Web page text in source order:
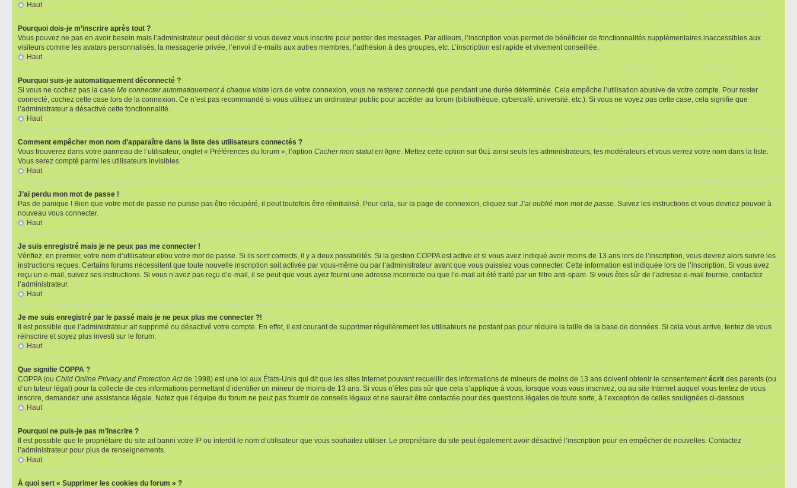
Haut
Pourquoi dois-je m’inscrire après tout ?
Vous pouvez ne pas en avoir besoin mais l’administrateur peut décider si vous devez vous inscrire pour poster des messages. Par ailleurs, l’inscription vous permet de bénéficier de fonctionnalités supplémentaires inaccessibles aux
visiteurs comme les avatars personnalisés, la messagerie privée, l’envoi d’e-mails aux autres membres, l’adhésion à des groupes, etc. L’inscription est rapide et vivement conseillée.
Haut
Pourquoi suis-je automatiquement déconnecté ?
Si vous ne cochez pas la case Me connecter automatiquement à chaque visite lors de votre connexion, vous ne resterez connecté que pendant une durée déterminée. Cela empêche l’utilisation abusive de votre compte. Pour rester
connecté, cochez cette case lors de la connexion. Ce n’est pas recommandé si vous utilisez un ordinateur public pour accéder au forum (bibliothèque, cybercafé, université, etc.). Si vous ne voyez pas cette case, cela signifie que
l’administrateur a désactivé cette fonctionnalité.
Haut
Comment empêcher mon nom d’apparaître dans la liste des utilisateurs connectés ?
Vous trouverez dans votre panneau de l’utilisateur, onglet « Préférences du forum », l’option Cacher mon statut en ligne. Mettez cette option sur Oui ainsi seuls les administrateurs, les modérateurs et vous verrez votre nom dans la liste.
Vous serez compté parmi les utilisateurs invisibles.
Haut
J’ai perdu mon mot de passe !
Pas de panique ! Bien que votre mot de passe ne puisse pas être récupéré, il peut toutefois être réinitialisé. Pour cela, sur la page de connexion, cliquez sur J’ai oublié mon mot de passe. Suivez les instructions et vous devriez pouvoir à
nouveau vous connecter.
Haut
Je suis enregistré mais je ne peux pas me connecter !
Vérifiez, en premier, votre nom d’utilisateur et/ou votre mot de passe. Si ils sont corrects, il y a deux possibilités. Si la gestion COPPA est active et si vous avez indiqué avoir moins de 13 ans lors de l’inscription, vous devrez alors suivre les
instructions reçues. Certains forums nécessitent que toute nouvelle inscription soit activée par vous-même ou par l’administrateur avant que vous puissiez vous connecter. Cette information est indiquée lors de l’inscription. Si vous avez
reçu un e-mail, suivez ses instructions. Si vous n’avez pas reçu d’e-mail, il se peut que vous ayez fourni une adresse incorrecte ou que l’e-mail ait été traité par un filtre anti-spam. Si vous êtes sûr de l’adresse e-mail fournie, contactez
l’administrateur.
Haut
Je me suis enregistré par le passé mais je ne peux plus me connecter ?!
Il est possible que l’administrateur ait supprimé ou désactivé votre compte. En effet, il est courant de supprimer régulièrement les utilisateurs ne postant pas pour réduire la taille de la base de données. Si cela vous arrive, tentez de vous
réinscrire et soyez plus investi sur le forum.
Haut
Que signifie COPPA ?
COPPA (ou Child Online Privacy and Protection Actde 1998) est une loi aux États-Unis qui dit que les sites Internet pouvant recueillir des informations de mineurs de moins de 13 ans doivent obtenir le consentementécrit des parents (ou
d’un tuteur légal) pour la collecte de ces informations permettant d’identifier un mineur de moins de 13 ans. Si vous n’êtes pas sûr que cela s’applique à vous, lorsque vous vous inscrivez, ou au site Internet auquel vous tentez de vous
inscrire, demandez une assistance légale. Notez que l’équipe du forum ne peut pas fournir de conseils légaux et ne saurait être contactée pour des questions légales de toute sorte, à l’exception de celles soulignées ci-dessous.
Haut
Pourquoi ne puis-je pas m’inscrire ?
Il est possible que le propriétaire du site ait banni votre IP ou interdit le nom d’utilisateur que vous souhaitez utiliser. Le propriétaire du site peut également avoir désactivé l’inscription pour en empêcher de nouvelles. Contactez
l’administrateur pour plus de renseignements.
Haut
À quoi sert « Supprimer les cookies du forum » ?